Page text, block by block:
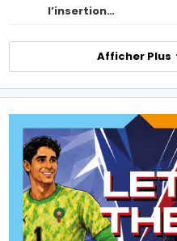
l’insertion…
Afficher Plus